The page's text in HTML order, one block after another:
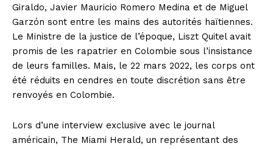
Giraldo, Javier Mauricio Romero Medina et de Miguel
Garzón sont entre les mains des autorités haïtiennes.
Le Ministre de la justice de l’époque, Liszt Quitel avait
promis de les rapatrier en Colombie sous l’insistance
de leurs familles. Mais, le 22 mars 2022, les corps ont
été réduits en cendres en toute discrétion sans être
renvoyés en Colombie.
Lors d’une interview exclusive avec le journal
américain, The Miami Herald, un représentant des